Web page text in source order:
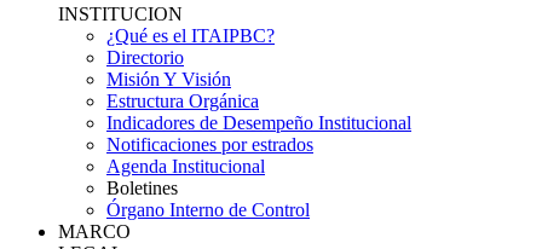
INSTITUCION
¿Qué es el ITAIPBC?
Directorio
Misión Y Visión
Estructura Orgánica
Indicadores de Desempeño Institucional
Notificaciones por estrados
Agenda Institucional
Boletines
Órgano Interno de Control
MARCO